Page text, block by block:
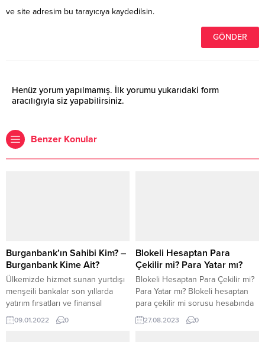
ve site adresim bu tarayıcıya kaydedilsin.
Henüz yorum yapılmamış. İlk yorumu yukarıdaki form
aracılığıyla siz yapabilirsiniz.
Benzer Konular
Burganbank’ın Sahibi Kim? –
Burganbank Kime Ait?
Ülkemizde hizmet sunan yurtdışı
menşeili bankalar son yıllarda
yatırım fırsatları ve finansal
yönetim rekabetleri nedeniyle
artmaya başladı. Kuveyt merkezli
09.01.2022 0
Blokeli Hesaptan Para
Çekilir mi? Para Yatar mı?
Blokeli Hesaptan Para Çekilir mi?
Para Yatar mı? Blokeli hesaptan
para çekilir mi sorusu hesabında
bloke bulunan kişiler tarafından
sıklıkla merak edilir. Bu konu
27.08.2023 0